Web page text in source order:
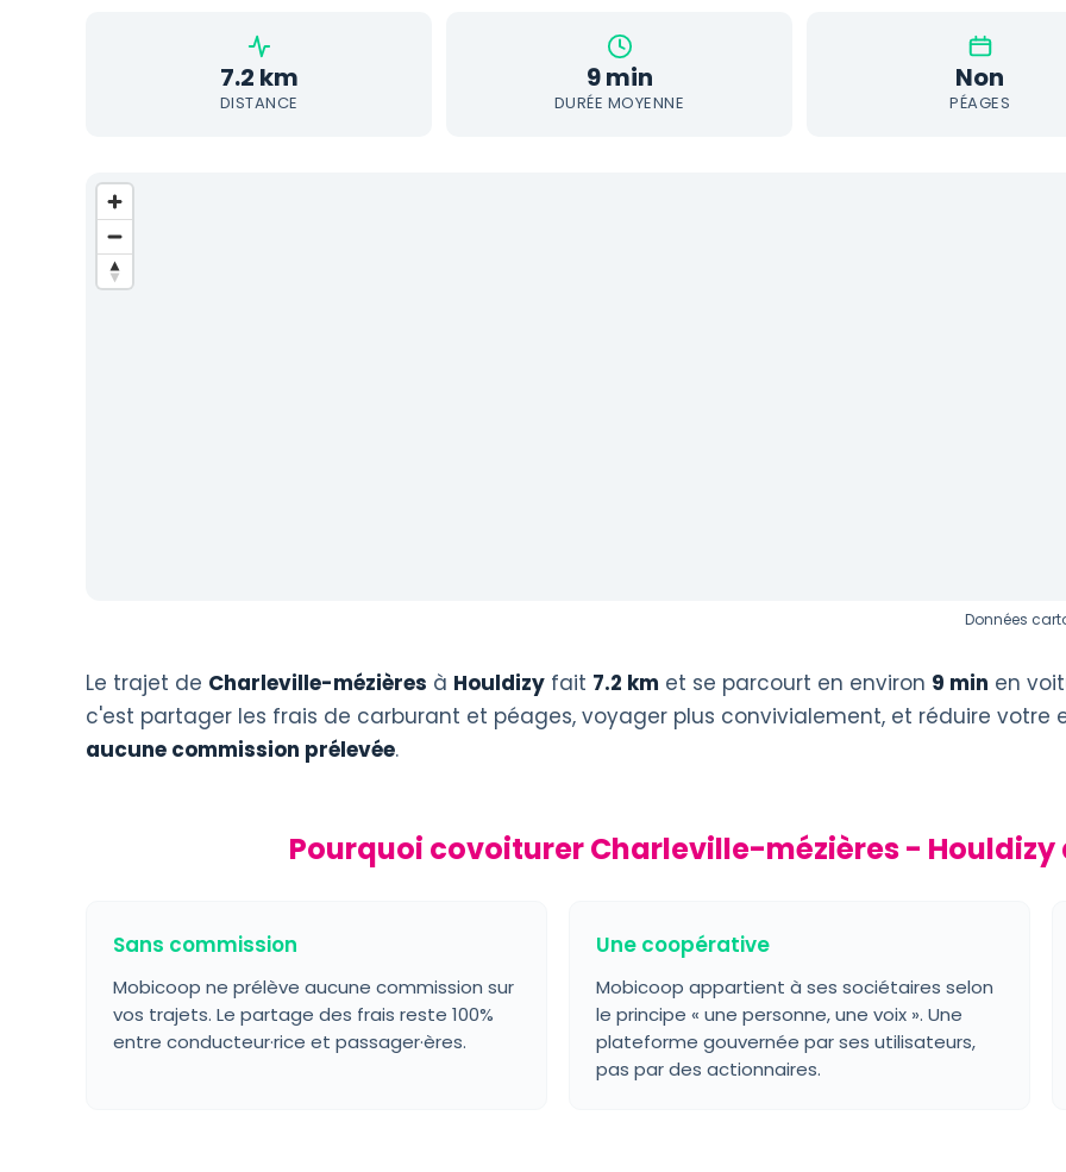
7.2 km
DISTANCE
9 min
DURÉE MOYENNE
Non
PÉAGES
Données
Le trajet de Charleville-mézières à Houldizy fait 7.2 km et se parcourt en environ 9 min en
c'est partager les frais de carburant et péages, voyager plus convivialement, et réduire
aucune commission prélevée.
Pourquoi covoiturer Charleville-mézières - Houldizy
Sans commission
Mobicoop ne prélève aucune commission sur
vos trajets. Le partage des frais reste 100%
entre conducteur·rice et passager·ères.
Une coopérative
Mobicoop appartient à ses sociétaires selon
le principe « une personne, une voix ». Une
plateforme gouvernée par ses utilisateurs,
pas par des actionnaires.